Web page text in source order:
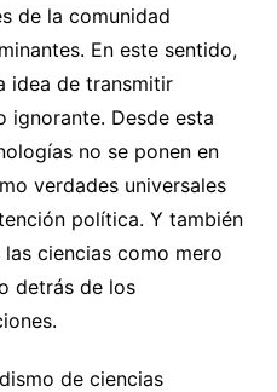
de la comunidad
En este sentido,
idea de transmitir
ignorante. Desde esta
no se ponen en
verdades universales
política. Y también
ciencias como mero
detrás de los
de ciencias